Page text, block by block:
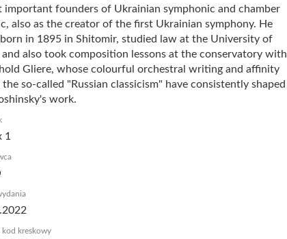
important founders of Ukrainian symphonic and chamber
also as the creator of the first Ukrainian symphony. He
in 1895 in Shitomir, studied law at the University of
and also took composition lessons at the conservatory with
Gliere, whose colourful orchestral writing and affinity
so-called "Russian classicism" have consistently shaped
work.
1
kod kreskowy